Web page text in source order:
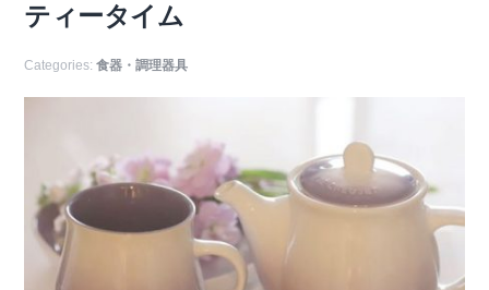
ティータイム
Categories:食器・調理器具